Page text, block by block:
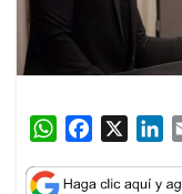
W
a
c
n